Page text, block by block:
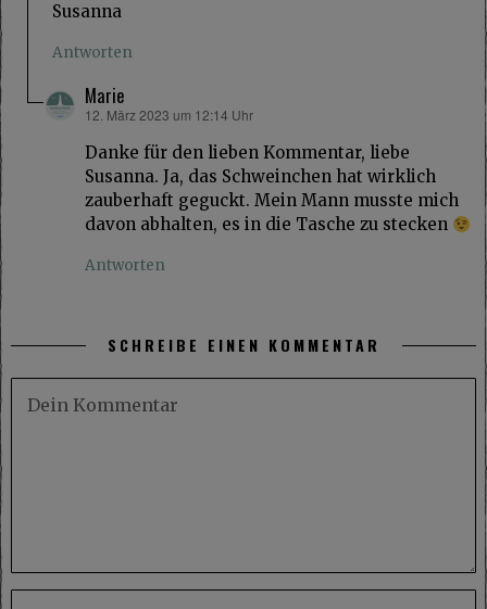
Susanna
Antworten
Marie
sagt:
12. März 2023 um 12:14 Uhr
Danke für den lieben Kommentar, liebe
Susanna. Ja, das Schweinchen hat wirklich
zauberhaft geguckt. Mein Mann musste mich
davon abhalten, es in die Tasche zu stecken
Antworten
SCHREIBE EINEN KOMMENTAR